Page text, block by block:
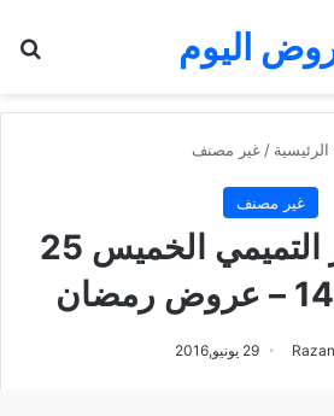
اليوم
الرئيسية / غير مصنف
غير مصنف
عروض هايبر التميمي الخميس 25
29 يونيو,2016